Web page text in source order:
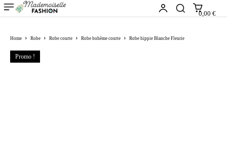
0,00 €
Home Robe Robe courte Robe bohème courte Robe hippie Blanche Fleurie
Promo !